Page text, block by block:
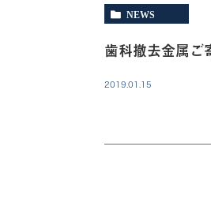
NEWS
歯科撤去金属ご
2019.01.15